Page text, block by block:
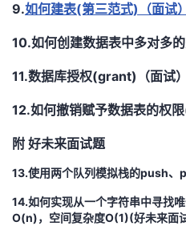
藏
9.如何建表(第三范式)（面试）
10.如何创建数据表中多对多的
11.数据库授权(grant)（面试
12.如何撤销赋予数据表的权
附 好未来面试题
13.使用两个队列模拟栈的push、
14.如何实现从一个字符串中寻找
O(n)，空间复杂度O(1)(好未来面